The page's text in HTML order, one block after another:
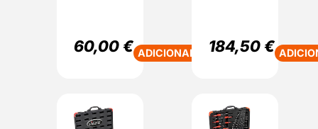
60,00€ ADICIONAR 184,50€